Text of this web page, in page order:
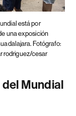
está por
una exposición
Fotógrafo:
rodriguez/cesar
Mundial